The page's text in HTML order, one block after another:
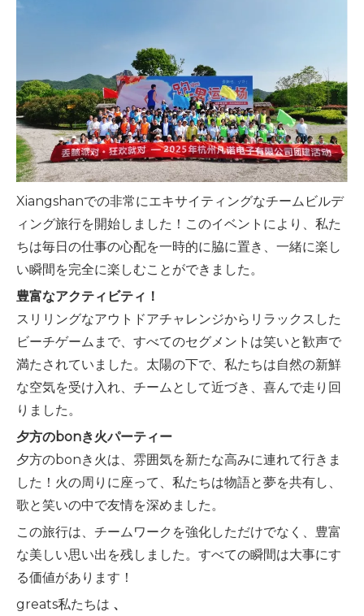
Xiangshanでの非常にエキサイティングなチームビルデ
ィング旅行を開始しました！このイベントにより、私た
ちは毎日の仕事の心配を一時的に脇に置き、一緒に楽し
い瞬間を完全に楽しむことができました。
豊富なアクティビティ！
スリリングなアウトドアチャレンジからリラックスした
ビーチゲームまで、すべてのセグメントは笑いと歓声で
満たされていました。太陽の下で、私たちは自然の新鮮
な空気を受け入れ、チームとして近づき、喜んで走り回
りました。
夕方のbonき火パーティー
夕方のbonき火は、雰囲気を新たな高みに連れて行きま
した！火の周りに座って、私たちは物語と夢を共有し、
歌と笑いの中で友情を深めました。
この旅行は、チームワークを強化しただけでなく、豊富
な美しい思い出を残しました。すべての瞬間は大事にす
る価値があります！
greats私たちは 、